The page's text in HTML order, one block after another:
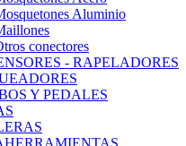
Aluminio
conectores
- RAPELADORES
Y PEDALES